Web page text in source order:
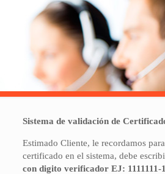
Sistema de validación de
Estimado Cliente, le recordamos
certificado en el sistema, debe
con digito verificador EJ: 1111111-